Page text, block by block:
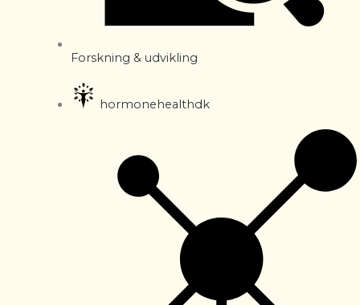
Forskning & udvikling
hormonehealthdk